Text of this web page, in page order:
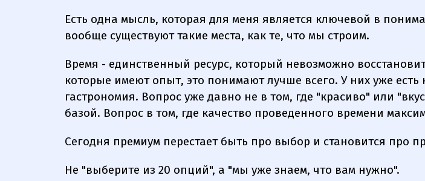
Есть одна мысль, которая для меня является ключевой в
вообще существуют такие места, как те, что мы строим.
Время - единственный ресурс, который невозможно
которые имеют опыт, это понимают лучше всего. У них уже есть
гастрономия. Вопрос уже давно не в том, где "красиво" или
базой. Вопрос в том, где качество проведенного времени
Сегодня премиум перестает быть про выбор и становится про
Не "выберите из 20 опций", а "мы уже знаем, что вам нужно".